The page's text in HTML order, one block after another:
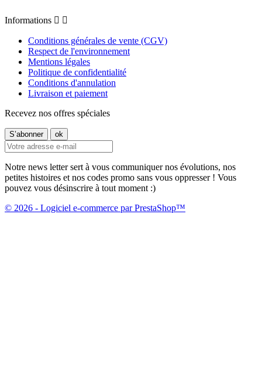
Informations  
Conditions générales de vente (CGV)
Respect de l'environnement
Mentions légales
Politique de confidentialité
Conditions d'annulation
Livraison et paiement
Recevez nos offres spéciales
Notre news letter sert à vous communiquer nos évolutions, nos
petites histoires et nos codes promo sans vous oppresser ! Vous
pouvez vous désinscrire à tout moment :)
© 2026 - Logiciel e-commerce par PrestaShop™